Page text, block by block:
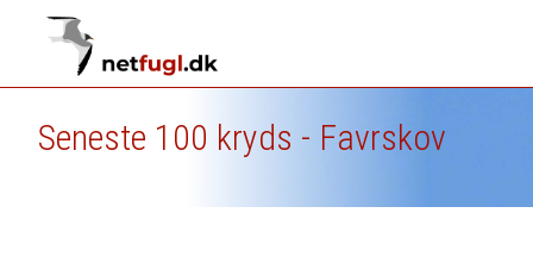
Seneste 100 kryds - Favrskov